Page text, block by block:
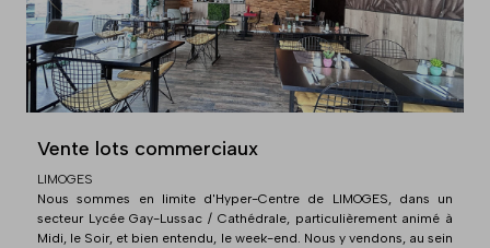
Vente lots commerciaux
LIMOGES
Nous sommes en limite d'Hyper-Centre de LIMOGES, dans un
secteur Lycée Gay-Lussac / Cathédrale, particulièrement animé à
Midi, le Soir, et bien entendu, le week-end. Nous y vendons, au sein